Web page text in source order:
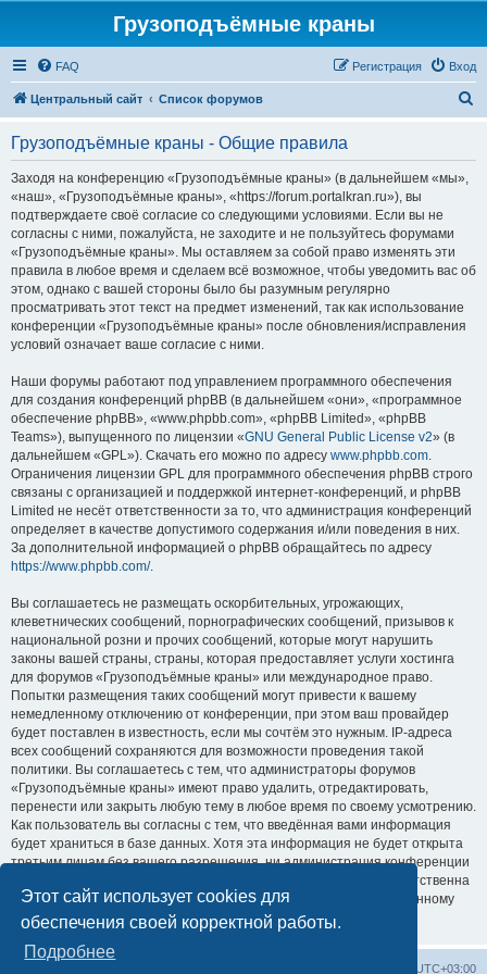
Этот сайт использует cookies для
обеспечения своей корректной работы.
Подробнее
Грузоподъёмные краны
FAQ Вход
Регистрация
Центральный сайт Список форумов
Грузоподъёмные краны - Общие правила
Заходя на конференцию «Грузоподъёмные краны» (в дальнейшем «мы»,
«наш», «Грузоподъёмные краны», «https://forum.portalkran.ru»), вы
подтверждаете своё согласие со следующими условиями. Если вы не
согласны с ними, пожалуйста, не заходите и не пользуйтесь форумами
«Грузоподъёмные краны». Мы оставляем за собой право изменять эти
правила в любое время и сделаем всё возможное, чтобы уведомить вас об
этом, однако с вашей стороны было бы разумным регулярно
просматривать этот текст на предмет изменений, так как использование
конференции «Грузоподъёмные краны» после обновления/исправления
условий означает ваше согласие с ними.
Наши форумы работают под управлением программного обеспечения
для создания конференций phpBB (в дальнейшем «они», «программное
обеспечение phpBB», «www.phpbb.com», «phpBB Limited», «phpBB
Teams»), выпущенного по лицензии «GNU General Public License v2» (в
дальнейшем «GPL»). Скачать его можно по адресу www.phpbb.com.
Ограничения лицензии GPL для программного обеспечения phpBB строго
связаны с организацией и поддержкой интернет-конференций, и phpBB
Limited не несёт ответственности за то, что администрация конференций
определяет в качестве допустимого содержания и/или поведения в них.
За дополнительной информацией о phpBB обращайтесь по адресу
https://www.phpbb.com/.
Вы соглашаетесь не размещать оскорбительных, угрожающих,
клеветнических сообщений, порнографических сообщений, призывов к
национальной розни и прочих сообщений, которые могут нарушить
законы вашей страны, страны, которая предоставляет услуги хостинга
для форумов «Грузоподъёмные краны» или международное право.
Попытки размещения таких сообщений могут привести к вашему
немедленному отключению от конференции, при этом ваш провайдер
будет поставлен в известность, если мы сочтём это нужным. IP-адреса
всех сообщений сохраняются для возможности проведения такой
политики. Вы соглашаетесь с тем, что администраторы форумов
«Грузоподъёмные краны» имеют право удалить, отредактировать,
перенести или закрыть любую тему в любое время по своему усмотрению.
Как пользователь вы согласны с тем, что введённая вами информация
будет храниться в базе данных. Хотя эта информация не будет открыта
третьим лицам без вашего разрешения, ни администрация конференции
«Грузоподъёмные краны», ни phpBB Limited не может быть ответственна
за действия хакеров, которые могут привести к несанкционированному
доступу к ней.
UTC+03:00